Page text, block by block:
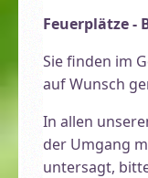
Feuerplätze -
Sie finden im
auf Wunsch
In allen
der Umgang
untersagt,